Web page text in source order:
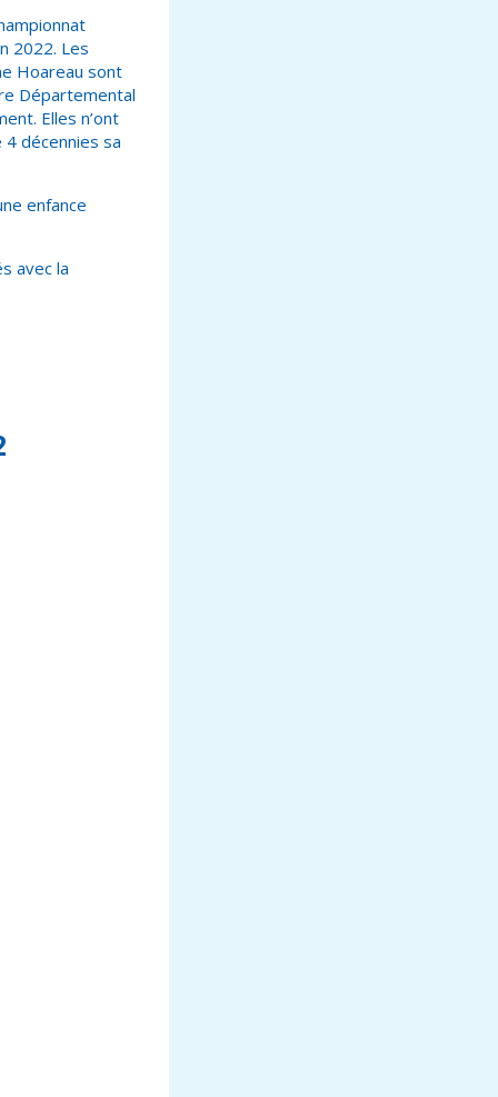
2022. Les
Hoareau sont
Départemental
Elles n’ont
4 décennies sa
enfance
avec la